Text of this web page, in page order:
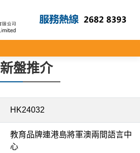
新盤推介
HK24032
教育品牌連港島將軍澳兩間語言中
心